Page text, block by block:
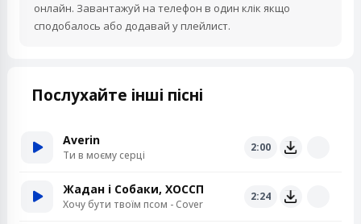
онлайн. Завантажуй на телефон в один клік якщо
сподобалось або додавай у плейлист.
Послухайте інші пісні
Averin
Ти в моєму серці
2:00
Жадан і Собаки, ХОССП
Хочу бути твоїм псом - Cover
2:24